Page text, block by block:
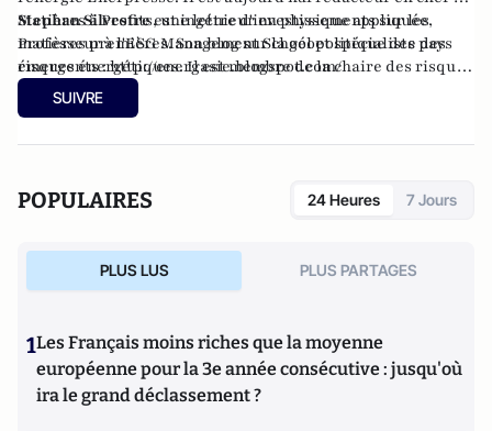
Matières à Profits, une lettre d'investissements sur les
matières premières. Son blog sur la géopolitique des pays
émergents :http://energasie.blogspot.com/
Stephan Silvestreest ingénieur en physique appliquée,
Professeur à l'ESG Management School et spécialiste des
risques énergétiques. Il est membre de la chaire des risques
énergétiques de l’ESG-MS et anime le blog
SUIVRE
POPULAIRES 24 Heures 7 Jours
PLUS LUS PLUS PARTAGES
1Les Français moins riches que la moyenne
européenne pour la 3e année consécutive : jusqu'où
ira le grand déclassement ?